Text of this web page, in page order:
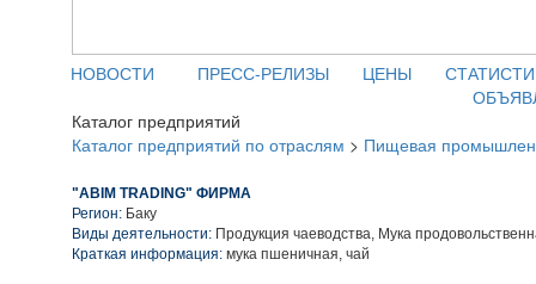
НОВОСТИ ПРЕСС-РЕЛИЗЫ ЦЕНЫ
Каталог предприятий
Каталог предприятий по отраслям > Пищевая
"ABIM TRADING" ФИРМА
Регион: Баку
Виды деятельности: Продукция чаеводства, Мука
Краткая информация: мука пшеничная, чай